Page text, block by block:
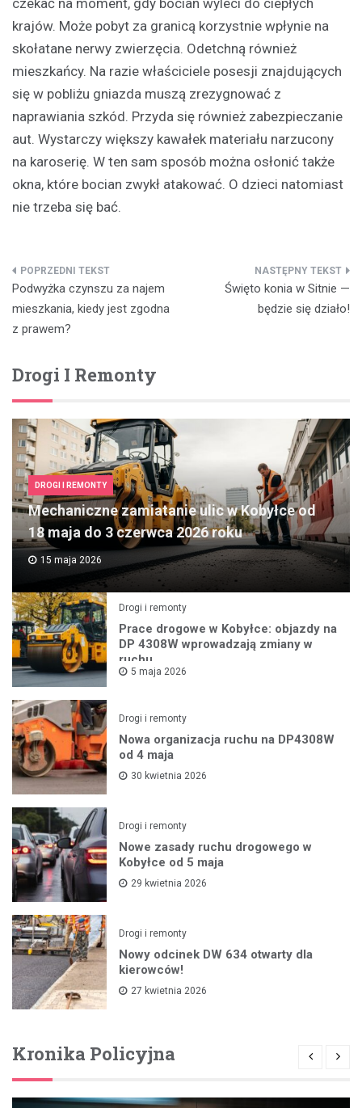
krajów. Może pobyt za granicą korzystnie wpłynie na
skołatane nerwy zwierzęcia. Odetchną również
mieszkańcy. Na razie właściciele posesji znajdujących
się w pobliżu gniazda muszą zrezygnować z
naprawiania szkód. Przyda się również zabezpieczanie
aut. Wystarczy większy kawałek materiału narzucony
na karoserię. W ten sam sposób można osłonić także
okna, które bocian zwykł atakować. O dzieci natomiast
nie trzeba się bać.
Nawigacja
wpisu
Podwyżka czynszu za najem
mieszkania, kiedy jest zgodna
z prawem?
Święto konia w Sitnie —
będzie się działo!
Drogi I Remonty
DROGI I REMONTY
Mechaniczne zamiatanie ulic w Kobyłce od
18 maja do 3 czerwca 2026 roku
15 maja 2026
Drogi i remonty
Prace drogowe w Kobyłce: objazdy na
DP 4308W wprowadzają zmiany w
ruchu
5 maja 2026
Drogi i remonty
Nowa organizacja ruchu na DP4308W
od 4 maja
30 kwietnia 2026
Drogi i remonty
Nowe zasady ruchu drogowego w
Kobyłce od 5 maja
29 kwietnia 2026
Drogi i remonty
Nowy odcinek DW 634 otwarty dla
kierowców!
27 kwietnia 2026
Kronika Policyjna